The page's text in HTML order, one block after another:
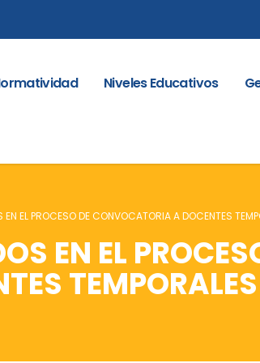
Niveles Educativos
EN EL PROCESO DE CONVOCATORIA A DOCENTES
EN EL